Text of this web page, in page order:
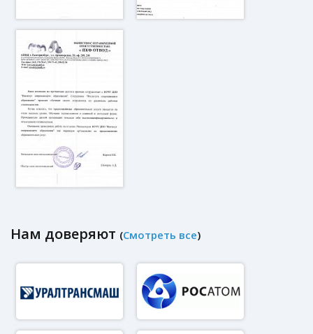
Нам доверяют (Смотреть все)